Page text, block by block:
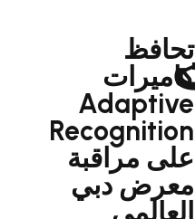
دبي